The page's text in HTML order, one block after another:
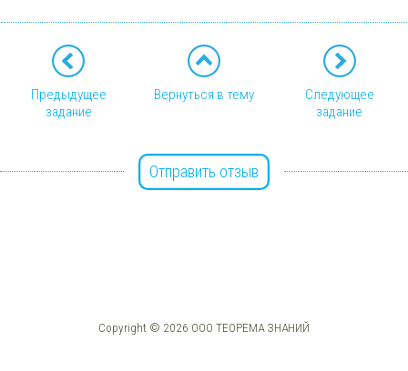
Предыдущее
задание
Вернуться в тему
Следующее
задание
Отправить отзыв
Copyright © 2026 ООО ТЕОРЕМА ЗНАНИЙ